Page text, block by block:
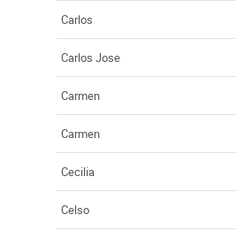
Carlos
Carlos Jose
Carmen
Carmen
Cecilia
Celso